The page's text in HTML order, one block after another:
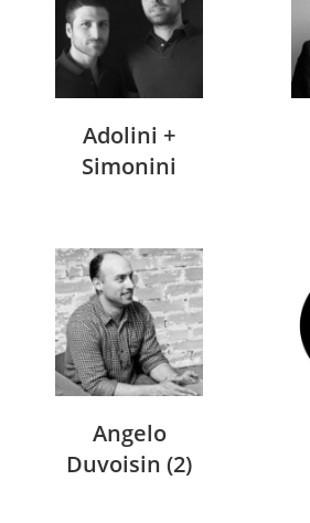
Adolini +
Simonini
Angelo
Duvoisin (2)